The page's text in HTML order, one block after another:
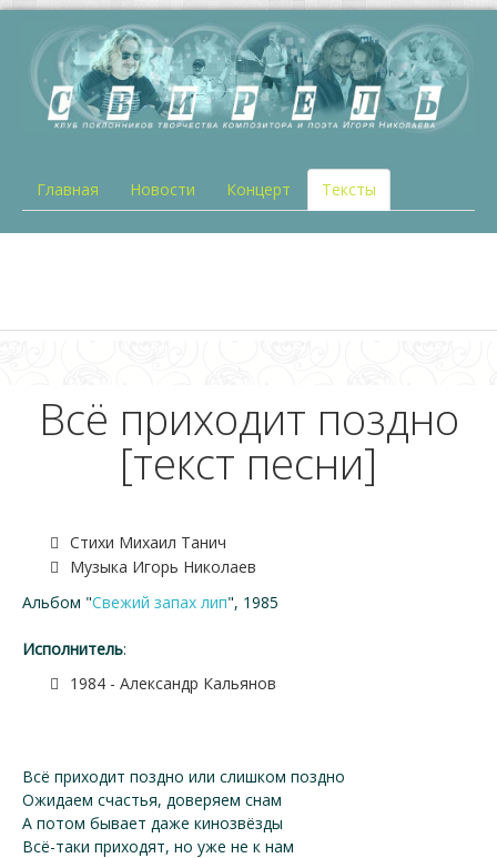
Главная Новости Концерт Тексты
Всё приходит поздно
[текст песни]
Стихи Михаил Танич
Музыка Игорь Николаев
Альбом "Свежий запах лип", 1985
Исполнитель:
1984 - Александр Кальянов
Всё приходит поздно или слишком поздно
Ожидаем счастья, доверяем снам
А потом бывает даже кинозвёзды
Всё-таки приходят, но уже не к нам